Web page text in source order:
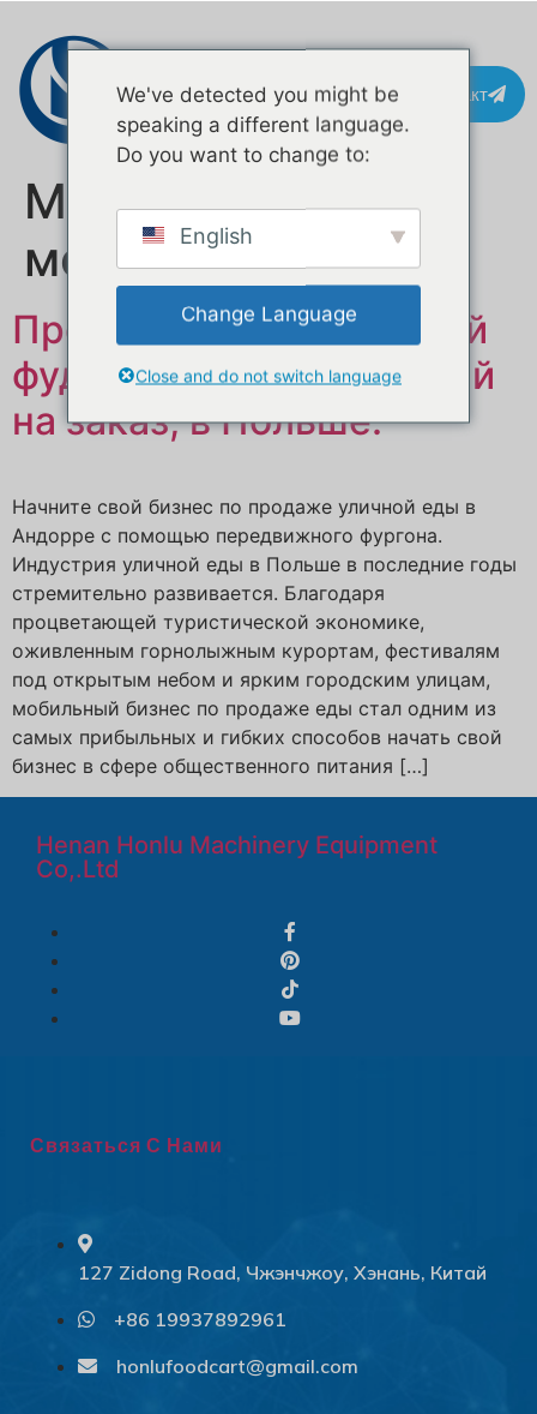
Контакт
Метка:тележка с
мороженым
Продается передвижной
фуд-трак, изготовленный
на заказ, в Польше.
Начните свой бизнес по продаже уличной еды в
Андорре с помощью передвижного фургона.
Индустрия уличной еды в Польше в последние годы
стремительно развивается. Благодаря
процветающей туристической экономике,
оживленным горнолыжным курортам, фестивалям
под открытым небом и ярким городским улицам,
мобильный бизнес по продаже еды стал одним из
самых прибыльных и гибких способов начать свой
бизнес в сфере общественного питания […]
Henan Honlu Machinery Equipment
Co,.Ltd
Связаться С Нами
127 Zidong Road, Чжэнчжоу, Хэнань, Китай
+86 19937892961
honlufoodcart@gmail.com
We've detected you might be
speaking a different language.
Do you want to change to:
English
Change Language
Close and do not switch language
Slovenčina